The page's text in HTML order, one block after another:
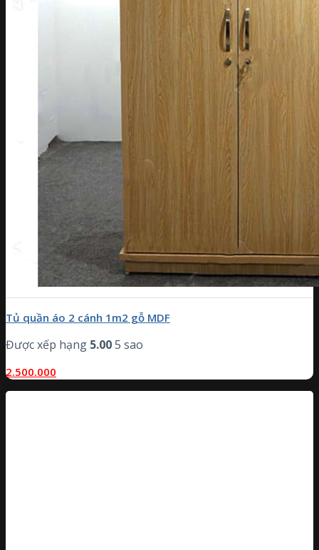
Tủ quần áo 2 cánh 1m2 gỗ MDF
Được xếp hạng 5.005 sao
2.500.000